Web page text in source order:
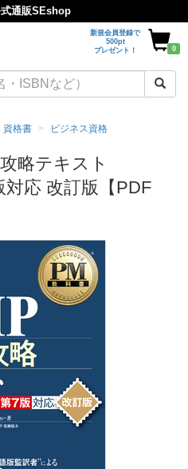
通販SEshop
新規会員登録で
500pt
プレゼント！
0
資格書 ビジネス資格
略テキスト
応 改訂版【PDF